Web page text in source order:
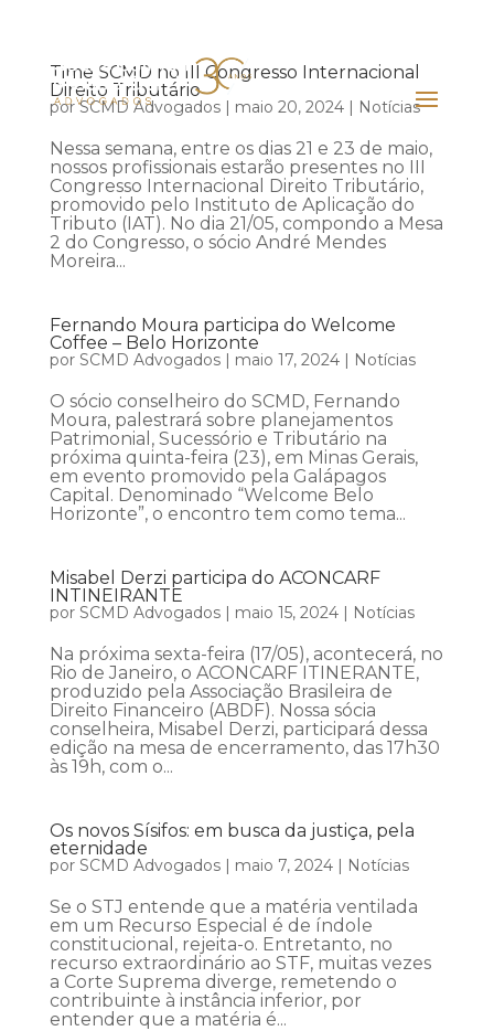
Time SCMD no III Congresso Internacional
Direito Tributário
porSCMD Advogados| maio 20, 2024| Notícias
Nessa semana, entre os dias 21 e 23 de maio,
nossos profissionais estarão presentes no III
Congresso Internacional Direito Tributário,
promovido pelo Instituto de Aplicação do
Tributo (IAT). No dia 21/05, compondo a Mesa
2 do Congresso, o sócio André Mendes
Moreira...
Fernando Moura participa do Welcome
Coffee – Belo Horizonte
por SCMD Advogados| maio 17, 2024| Notícias
O sócio conselheiro do SCMD, Fernando
Moura, palestrará sobre planejamentos
Patrimonial, Sucessório e Tributário na
próxima quinta-feira (23), em Minas Gerais,
em evento promovido pela Galápagos
Capital. Denominado “Welcome Belo
Horizonte”, o encontro tem como tema...
Misabel Derzi participa do ACONCARF
INTINEIRANTE
por SCMD Advogados| maio 15, 2024| Notícias
Na próxima sexta-feira (17/05), acontecerá, no
Rio de Janeiro, o ACONCARF ITINERANTE,
produzido pela Associação Brasileira de
Direito Financeiro (ABDF). Nossa sócia
conselheira, Misabel Derzi, participará dessa
edição na mesa de encerramento, das 17h30
às 19h, com o...
Os novos Sísifos: em busca da justiça, pela
eternidade
por SCMD Advogados| maio 7, 2024| Notícias
Se o STJ entende que a matéria ventilada
em um Recurso Especial é de índole
constitucional, rejeita-o. Entretanto, no
recurso extraordinário ao STF, muitas vezes
a Corte Suprema diverge, remetendo o
contribuinte à instância inferior, por
entender que a matéria é...